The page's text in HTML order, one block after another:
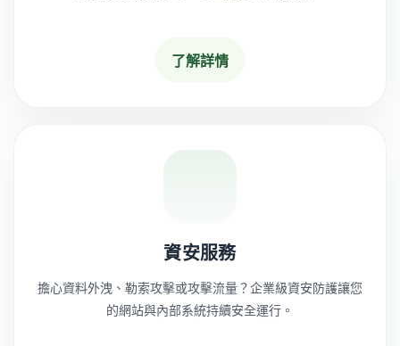
了解詳情
資安服務
擔心資料外洩、勒索攻擊或攻擊流量？企業級資安防護讓您
的網站與內部系統持續安全運行。